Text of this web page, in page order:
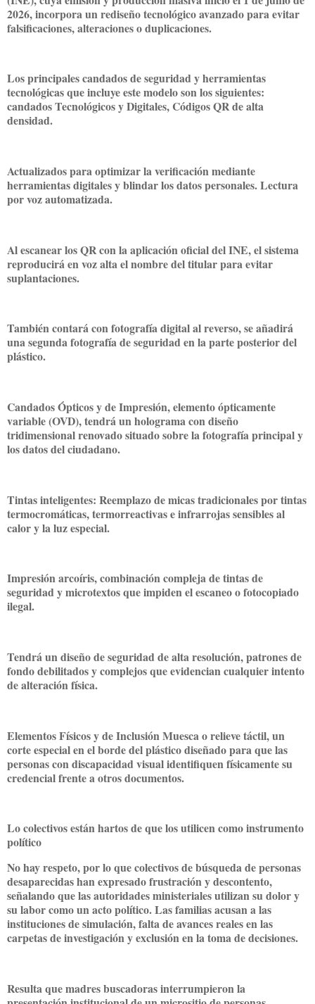
2026, incorpora un rediseño tecnológico avanzado para evitar
falsificaciones, alteraciones o duplicaciones.
Los principales candados de seguridad y herramientas
tecnológicas que incluye este modelo son los siguientes:
candados Tecnológicos y Digitales, Códigos QR de alta
densidad.
Actualizados para optimizar la verificación mediante
herramientas digitales y blindar los datos personales. Lectura
por voz automatizada.
Al escanear los QR con la aplicación oficial del INE, el sistema
reproducirá en voz alta el nombre del titular para evitar
suplantaciones.
También contará con fotografía digital al reverso, se añadirá
una segunda fotografía de seguridad en la parte posterior del
plástico.
Candados Ópticos y de Impresión, elemento ópticamente
variable (OVD), tendrá un holograma con diseño
tridimensional renovado situado sobre la fotografía principal y
los datos del ciudadano.
Tintas inteligentes: Reemplazo de micas tradicionales por tintas
termocromáticas, termorreactivas e infrarrojas sensibles al
calor y la luz especial.
Impresión arcoíris, combinación compleja de tintas de
seguridad y microtextos que impiden el escaneo o fotocopiado
ilegal.
Tendrá un diseño de seguridad de alta resolución, patrones de
fondo debilitados y complejos que evidencian cualquier intento
de alteración física.
Elementos Físicos y de Inclusión Muesca o relieve táctil, un
corte especial en el borde del plástico diseñado para que las
personas con discapacidad visual identifiquen físicamente su
credencial frente a otros documentos.
Lo colectivos están hartos de que los utilicen como instrumento
político
No hay respeto, por lo que colectivos de búsqueda de personas
desaparecidas han expresado frustración y descontento,
señalando que las autoridades ministeriales utilizan su dolor y
su labor como un acto político. Las familias acusan a las
instituciones de simulación, falta de avances reales en las
carpetas de investigación y exclusión en la toma de decisiones.
Resulta que madres buscadoras interrumpieron la